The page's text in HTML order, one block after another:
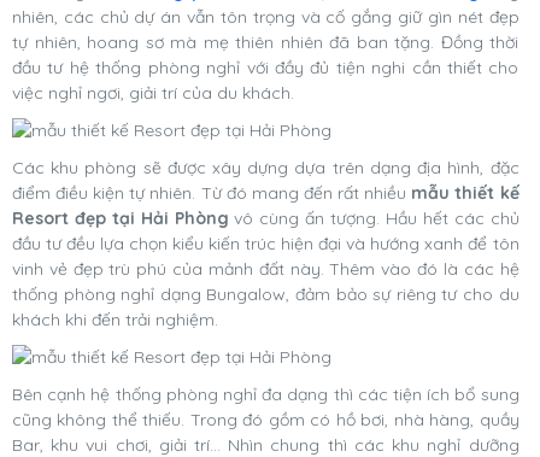
nhiên, các chủ dự án vẫn tôn trọng và cố gắng giữ gìn nét đẹp
tự nhiên, hoang sơ mà mẹ thiên nhiên đã ban tặng. Đồng thời
đầu tư hệ thống phòng nghỉ với đầy đủ tiện nghi cần thiết cho
việc nghỉ ngơi, giải trí của du khách.
Các khu phòng sẽ được xây dựng dựa trên dạng địa hình, đặc
điểm điều kiện tự nhiên. Từ đó mang đến rất nhiều mẫu thiết kế
Resort đẹp tại Hải Phòngvô cùng ấn tượng. Hầu hết các chủ
đầu tư đều lựa chọn kiểu kiến trúc hiện đại và hướng xanh để tôn
vinh vẻ đẹp trù phú của mảnh đất này. Thêm vào đó là các hệ
thống phòng nghỉ dạng Bungalow, đảm bảo sự riêng tư cho du
khách khi đến trải nghiệm.
Bên cạnh hệ thống phòng nghỉ đa dạng thì các tiện ích bổ sung
cũng không thể thiếu. Trong đó gồm có hồ bơi, nhà hàng, quầy
Bar, khu vui chơi, giải trí… Nhìn chung thì các khu nghỉ dưỡng